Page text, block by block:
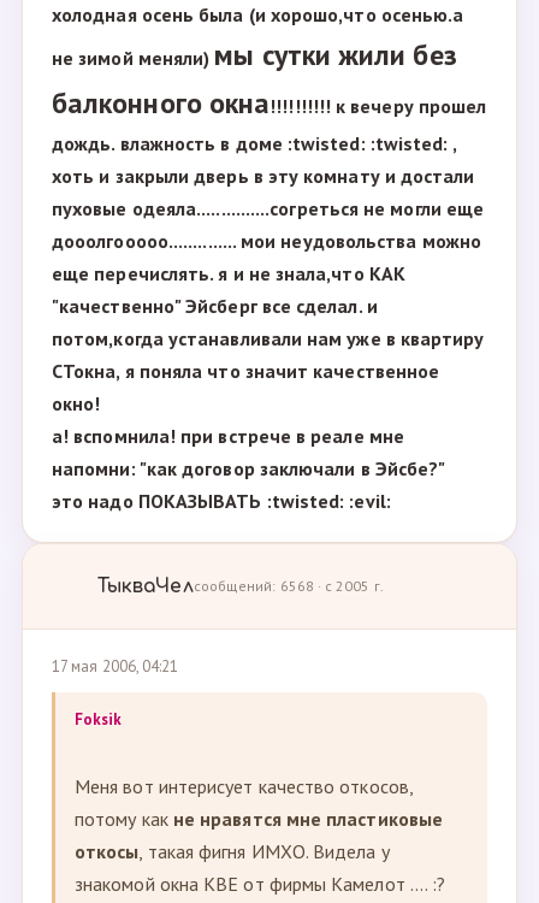
холодная осень была (и хорошо,что осенью.а
не зимой меняли) мы сутки жили без
балконного окна!!!!!!!!!! к вечеру прошел
дождь. влажность в доме :twisted: :twisted: ,
хоть и закрыли дверь в эту комнату и достали
пуховые одеяла...............согреться не могли еще
дооолгооооо.............. мои неудовольства можно
еще перечислять. я и не знала,что КАК
"качественно" Эйсберг все сделал. и
потом,когда устанавливали нам уже в квартиру
СТокна, я поняла что значит качественное
окно!
а! вспомнила! при встрече в реале мне
напомни: "как договор заключали в Эйсбе?"
это надо ПОКАЗЫВАТЬ :twisted: :evil:
ТыкваЧелсообщений: 6568 · с 2005 г.
17 мая 2006, 04:21
Foksik
Меня вот интерисует качество откосов,
потому как не нравятся мне пластиковые
откосы, такая фигня ИМХО. Видела у
знакомой окна КВЕ от фирмы Камелот .... :?